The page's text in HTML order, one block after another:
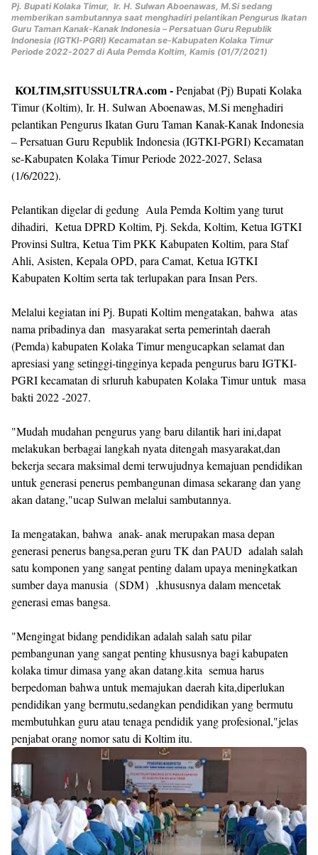
Pj. Bupati Kolaka Timur, Ir. H. Sulwan Aboenawas, M.Si sedang
memberikan sambutannya saat menghadiri pelantikan Pengurus Ikatan
Guru Taman Kanak-Kanak Indonesia – Persatuan Guru Republik
Indonesia (IGTKI-PGRI) Kecamatan se-Kabupaten Kolaka Timur
Periode 2022-2027 di Aula Pemda Koltim, Kamis (01/7/2021)
KOLTIM,SITUSSULTRA.com -Penjabat (Pj) Bupati Kolaka
Timur (Koltim), Ir. H. Sulwan Aboenawas, M.Si menghadiri
pelantikan Pengurus Ikatan Guru Taman Kanak-Kanak Indonesia
– Persatuan Guru Republik Indonesia (IGTKI-PGRI) Kecamatan
se-Kabupaten Kolaka Timur Periode 2022-2027, Selasa
(1/6/2022).
Pelantikan digelar di gedung Aula Pemda Koltim yang turut
dihadiri, Ketua DPRD Koltim, Pj. Sekda, Koltim, Ketua IGTKI
Provinsi Sultra, Ketua Tim PKK Kabupaten Koltim, para Staf
Ahli, Asisten, Kepala OPD, para Camat, Ketua IGTKI
Kabupaten Koltim serta tak terlupakan para Insan Pers.
Melalui kegiatan ini Pj. Bupati Koltim mengatakan, bahwa atas
nama pribadinya dan masyarakat serta pemerintah daerah
(Pemda) kabupaten Kolaka Timur mengucapkan selamat dan
apresiasi yang setinggi-tingginya kepada pengurus baru IGTKI-
PGRI kecamatan di srluruh kabupaten Kolaka Timur untuk masa
bakti 2022 -2027.
"Mudah mudahan pengurus yang baru dilantik hari ini,dapat
melakukan berbagai langkah nyata ditengah masyarakat,dan
bekerja secara maksimal demi terwujudnya kemajuan pendidikan
untuk generasi penerus pembangunan dimasa sekarang dan yang
akan datang,"ucap Sulwan melalui sambutannya.
Ia mengatakan, bahwa anak- anak merupakan masa depan
generasi penerus bangsa,peran guru TK dan PAUD adalah salah
satu komponen yang sangat penting dalam upaya meningkatkan
sumber daya manusia（SDM）,khususnya dalam mencetak
generasi emas bangsa.
"Mengingat bidang pendidikan adalah salah satu pilar
pembangunan yang sangat penting khususnya bagi kabupaten
kolaka timur dimasa yang akan datang.kita semua harus
berpedoman bahwa untuk memajukan daerah kita,diperlukan
pendidikan yang bermutu,sedangkan pendidikan yang bermutu
membutuhkan guru atau tenaga pendidik yang profesional,"jelas
penjabat orang nomor satu di Koltim itu.